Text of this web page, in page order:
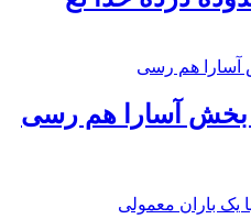
بخش آسارا هم رسی